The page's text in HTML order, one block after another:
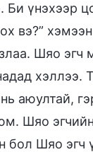
Би үнэхээр
вэ?”
Шяо
хэллээ.
аюултай,
Шяо
бол Шяо эгч